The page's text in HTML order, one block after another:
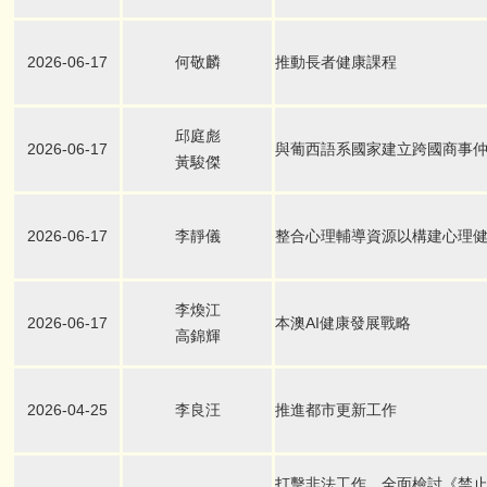
2026-06-17 何敬麟 推動長者健康課程
2026-06-17
邱庭彪
黃駿傑
與葡西語系國家建立跨國商事
2026-06-17 李靜儀 整合心理輔導資源以構建心理
2026-06-17
李煥江
高錦輝
本澳AI健康發展戰略
2026-04-25 李良汪 推進都市更新工作